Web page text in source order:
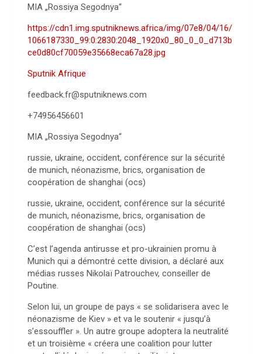
MIA „Rossiya Segodnya“
https://cdn1.img.sputniknews.africa/img/07e8/04/16/
1066187330_99:0:2830:2048_1920x0_80_0_0_d713b
ce0d80cf70059e35668eca67a28.jpg
Sputnik Afrique
feedback.fr@sputniknews.com
+74956456601
MIA „Rossiya Segodnya“
russie, ukraine, occident, conférence sur la sécurité
de munich, néonazisme, brics, organisation de
coopération de shanghai (ocs)
russie, ukraine, occident, conférence sur la sécurité
de munich, néonazisme, brics, organisation de
coopération de shanghai (ocs)
C’est l’agenda antirusse et pro-ukrainien promu à
Munich qui a démontré cette division, a déclaré aux
médias russes Nikolaï Patrouchev, conseiller de
Poutine.
Selon lui, un groupe de pays « se solidarisera avec le
néonazisme de Kiev » et va le soutenir « jusqu’à
s’essouffler ». Un autre groupe adoptera la neutralité
et un troisième « créera une coalition pour lutter